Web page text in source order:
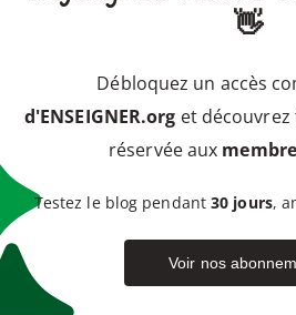
👋
Débloquez un accès
d'ENSEIGNER.org et
réservée aux
Testez le blog pendant30 jours,
Voir nos